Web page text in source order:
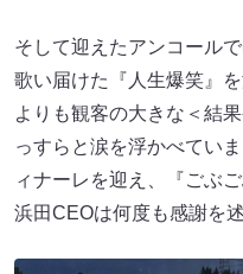
そして迎えたアンコール
歌い届けた『人生爆笑』
よりも観客の大きな＜結
っすらと涙を浮かべてい
ィナーレを迎え、『ごぶ
浜田CEOは何度も感謝を